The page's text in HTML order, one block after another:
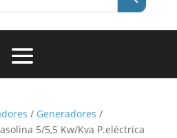
/ Generadores /
5/5,5 Kw/Kva P.eléctrica